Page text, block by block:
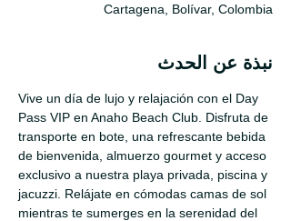
Cartagena, Bolívar, Colombia
نبذة عن الحدث
Vive un día de lujo y relajación con el Day
Pass VIP en Anaho Beach Club. Disfruta de
transporte en bote, una refrescante bebida
de bienvenida, almuerzo gourmet y acceso
exclusivo a nuestra playa privada, piscina y
jacuzzi. Relájate en cómodas camas de sol
mientras te sumerges en la serenidad del